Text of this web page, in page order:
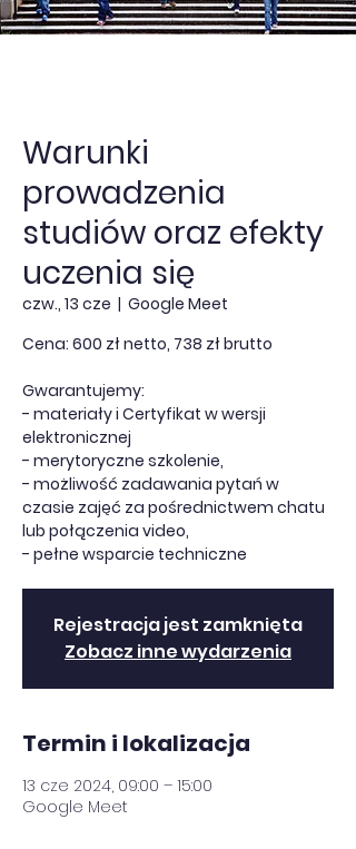
Warunki
prowadzenia
studiów oraz efekty
uczenia się
czw., 13 cze
  |
Google Meet
Cena: 600 zł netto, 738 zł brutto
Gwarantujemy:
- materiały i Certyfikat w wersji
elektronicznej
- merytoryczne szkolenie,
- możliwość zadawania pytań w
czasie zajęć za pośrednictwem chatu
lub połączenia video,
- pełne wsparcie techniczne
Rejestracja jest zamknięta
Zobacz inne wydarzenia
Termin i lokalizacja
13 cze 2024, 09:00 – 15:00
Google Meet